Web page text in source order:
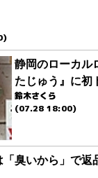
静岡のローカル
たじゅう』に初
鈴木さくら
(07.28 18:00)
臭いから」で返